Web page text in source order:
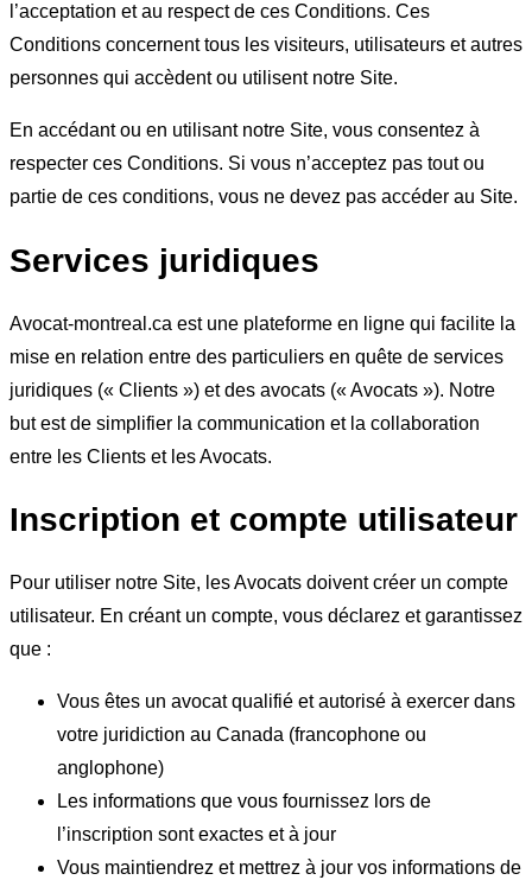
l’acceptation et au respect de ces Conditions. Ces
Conditions concernent tous les visiteurs, utilisateurs et autres
personnes qui accèdent ou utilisent notre Site.
En accédant ou en utilisant notre Site, vous consentez à
respecter ces Conditions. Si vous n’acceptez pas tout ou
partie de ces conditions, vous ne devez pas accéder au Site.
Services juridiques
Avocat-montreal.ca est une plateforme en ligne qui facilite la
mise en relation entre des particuliers en quête de services
juridiques (« Clients ») et des avocats (« Avocats »). Notre
but est de simplifier la communication et la collaboration
entre les Clients et les Avocats.
Inscription et compte utilisateur
Pour utiliser notre Site, les Avocats doivent créer un compte
utilisateur. En créant un compte, vous déclarez et garantissez
que :
Vous êtes un avocat qualifié et autorisé à exercer dans
votre juridiction au Canada (francophone ou
anglophone)
Les informations que vous fournissez lors de
l’inscription sont exactes et à jour
Vous maintiendrez et mettrez à jour vos informations de